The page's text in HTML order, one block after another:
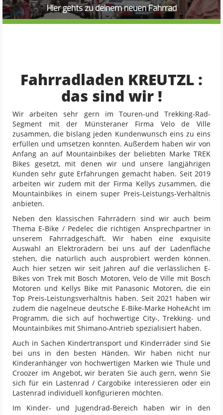
Hier gehts zu deinem neuen Fahrrad
Fahrradladen KREUTZL :
das sind wir !
Wir arbeiten sehr gern im Touren-und Trekking-Rad-
Segment mit der Münsteraner Firma Velo de Ville
zusammen, die bislang jeden Kundenwunsch eins zu eins
erfüllen und umsetzen konnten. Außerdem haben wir von
Anfang an auf Mountainbikes der beliebten Marke TREK
Bikes gesetzt, mit denen wir und unsere langjährigen
Kunden sehr gute Erfahrungen gemacht haben. Seit 2019
arbeiten wir zudem mit der Firma Kellys zusammen, die
Mountainbikes in einem super Preis-Leistungs-Verhältnis
anbieten.
Neben den klassischen Fahrrädern sind wir auch beim
Thema E-Bike / Pedelec die richtigen Ansprechpartner in
unserem Fahrradgeschäft. Wir haben eine exquisite
Auswahl an Elektrorädern bei uns auf der Ladenfläche
stehen, die natürlich auch ausprobiert werden können.
Auch hier setzen wir seit Jahren auf die verlässlichen E-
Bikes von Trek mit Bosch Motoren, Velo de Ville mit Bosch
Motoren und Kellys Bike mit Panasonic Motoren, die ein
Top Preis-Leistungsverhältnis haben. Seit 2021 haben wir
zudem die nagelneue deutsche E-Bike-Marke HoheAcht im
Programm, die sich auf hochwertige City-, Trekking- und
Mountainbikes mit Shimano-Antrieb spezialisiert haben.
Auch in Sachen Kindertransport und Kinderräder sind Sie
bei uns in den besten Händen. Wir haben nicht nur
Kinderanhänger von hochwertigen Marken wie Thule und
Croozer im Angebot, wir beraten Sie auch gern, wenn Sie
sich für ein Lastenrad / Cargobike interessieren oder ein
Lastenrad individuell konfigurieren möchten.
Im Kinder- und Jugendrad-Bereich haben wir in den